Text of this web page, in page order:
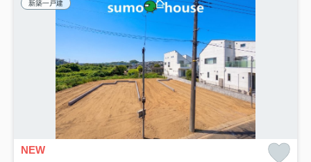
新築一戸建
NEW